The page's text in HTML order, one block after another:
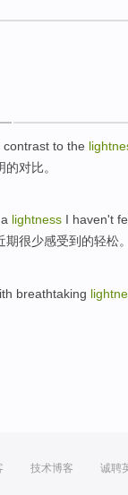
contrast to the
的对比。
lightness I haven't
期很少感受到 的轻松。
breathtaking
技术博客 诚聘